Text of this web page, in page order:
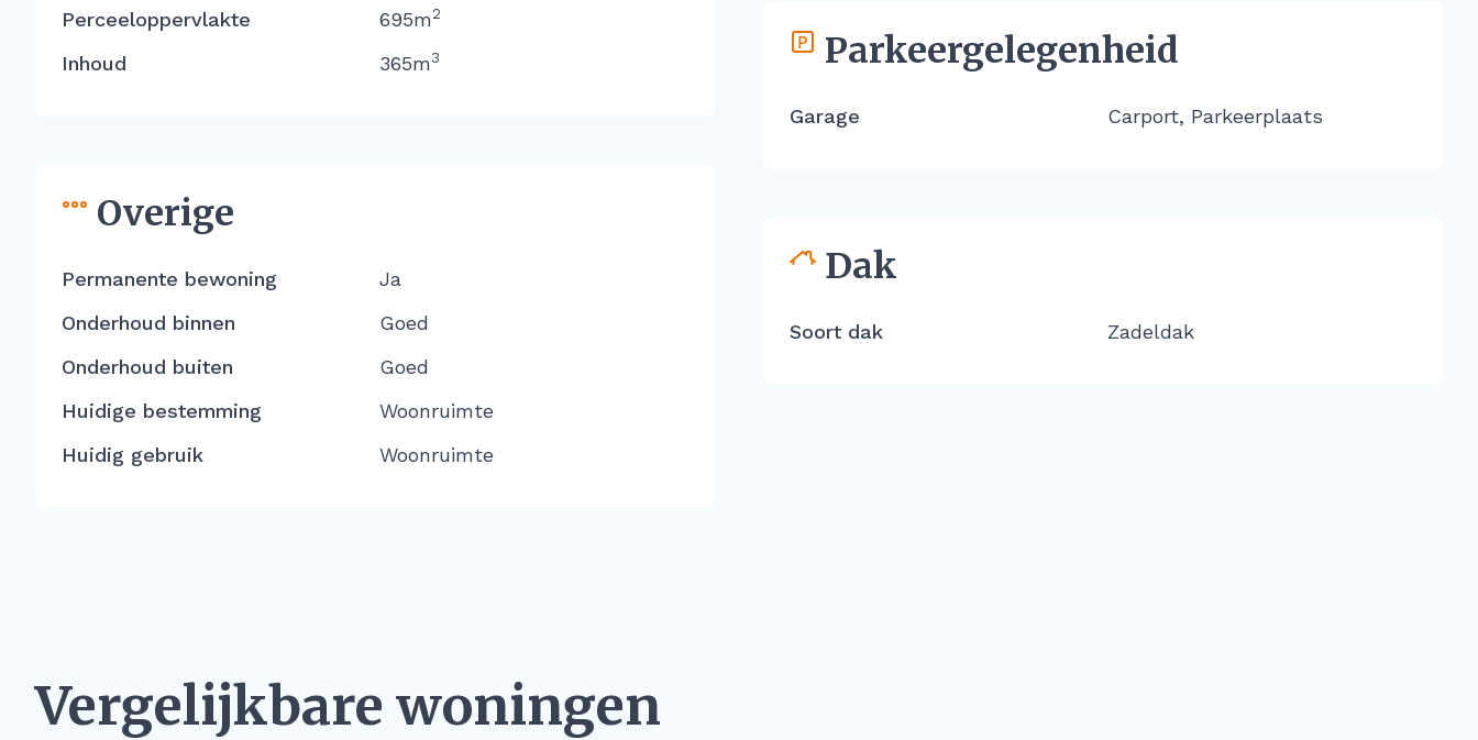
Perceeloppervlakte 695m2
Inhoud 365m3
Overige
Permanente bewoning
Ja
Onderhoud binnen
Goed
Onderhoud buiten
Goed
Huidige bestemming
Woonruimte
Huidig gebruik
Woonruimte
Parkeergelegenheid
Garage Carport, Parkeerplaats
Dak
Soort dak Zadeldak
Vergelijkbare woningen